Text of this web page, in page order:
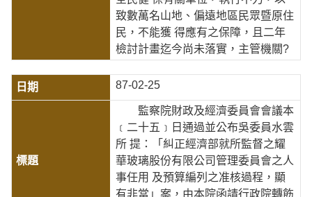
致數萬名山地、偏遠地區民眾暨原住
民，不能獲 得應有之保障，且二年
檢討計畫迄今尚未落實，主管機關?
87-02-25
監察院財政及經濟委員會會議本
﹝二十五﹞日通過並公布吳委員水雲
所 提：「糾正經濟部就所監督之耀
華玻璃股份有限公司管理委員會之人
事任用 及預算編列之准核過程，顯
有非當」案，由本院函請行政院轉飭